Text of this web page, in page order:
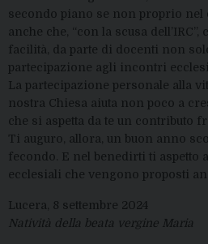
secondo piano se non proprio nel
anche che, “con la scusa
facilità, da parte di docenti non
partecipazione agli incontri
La partecipazione personale alla
nostra Chiesa aiuta non poco a
che si aspetta da te un contributo
Ti auguro, allora, un buon anno
fecondo. E nel benedirti ti aspetto
ecclesiali che vengono proposti
Lucera, 8 settembre 2024
Natività della beata vergine Maria